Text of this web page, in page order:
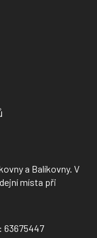
a Balíkovny. V
místa při
63675447